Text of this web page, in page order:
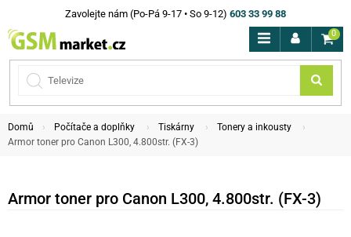
Zavolejte nám (Po-Pá 9-17 • So 9-12) 603 33 99 88
0
Domů Počítače a doplňky Tiskárny
Tonery a inkousty
Armor toner pro Canon L300, 4.800str. (FX-3)
Armor toner pro Canon L300, 4.800str. (FX-3)